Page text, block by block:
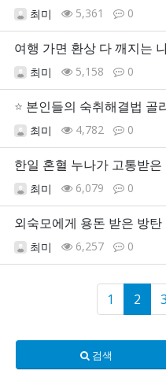
최미 5,361 0
여행 가면 환상 다 깨지는
최미 5,158 0
⭐ 본인들의 숙취해결법 골
최미 4,782 0
한일 혼혈 누나가 고통받
최미 6,079 0
외숙모에게 용돈 받은 방탄
최미 6,257 0
1 2 3
검색